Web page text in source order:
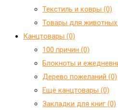
Текстиль и ковры (0)
Товары для животных
Канцтовары (0)
100 причин (0)
Блокноты и
Дерево пожеланий (0)
Ещё канцтовары (0)
Закладки для книг (0)